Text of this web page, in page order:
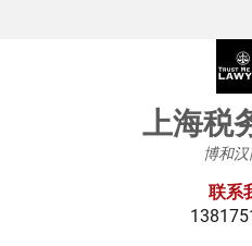
上海税
博和
联系